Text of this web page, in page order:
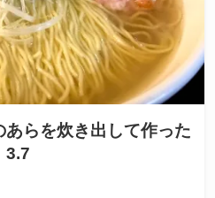
らを炊き出して作った
3.7